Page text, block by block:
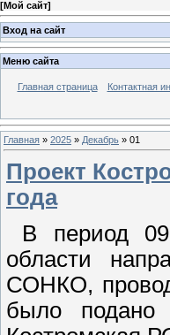
[Мой сайт]
Вход на сайт
Меню сайта
Главная страница Контактная
Главная » 2025 » Декабрь » 01
Проект
года
В период
области
СОНКО,
было подано